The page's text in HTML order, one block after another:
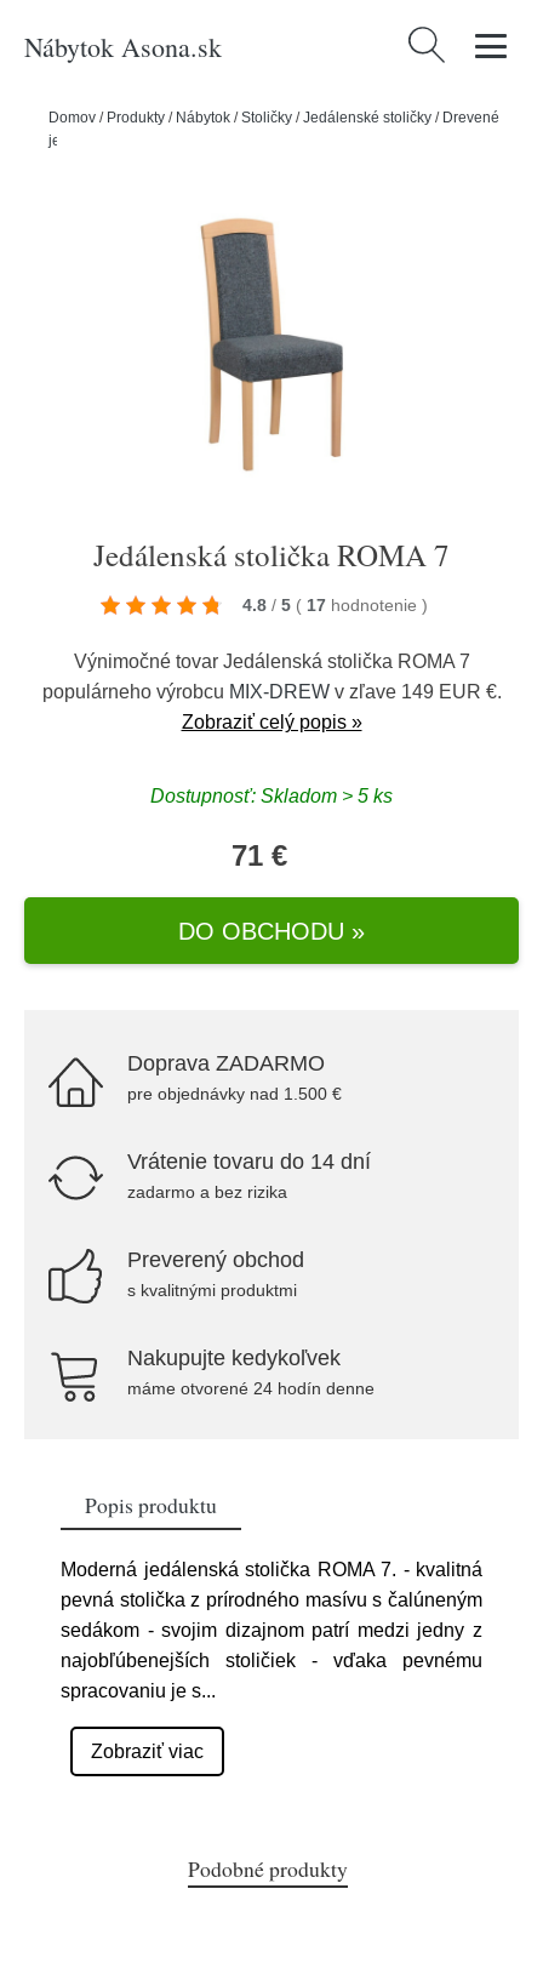
Nábytok Asona.sk Hľadať:
Domov / Produkty / Nábytok /Stoličky /Jedálenské stoličky / Drevené
jedálenské stoličky
Jedálenská stolička ROMA 7
4.8 / 5 ( 17 hodnotenie )
Výnimočné tovar Jedálenská stolička ROMA 7
populárneho výrobcu MIX-DREWv zľave 149 EUR €.
Zobraziť celý popis »
Dostupnosť: Skladom > 5 ks
71 €
DO OBCHODU »
Doprava ZADARMO
pre objednávky nad 1.500 €
Vrátenie tovaru do 14 dní
zadarmo a bez rizika
Preverený obchod
s kvalitnými produktmi
Nakupujte kedykoľvek
máme otvorené 24 hodín denne
Popis produktu
Moderná jedálenská stolička ROMA 7. - kvalitná
pevná stolička z prírodného masívu s čalúneným
sedákom - svojim dizajnom patrí medzi jedny z
najobľúbenejších stoličiek - vďaka pevnému
spracovaniu je s...
Zobraziť viac
Podobné produkty